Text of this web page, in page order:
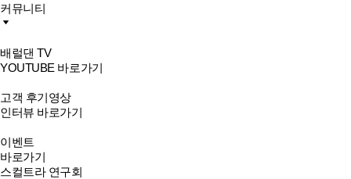
커뮤니티
배럴댄 TV
YOUTUBE 바로가기
고객 후기영상
인터뷰 바로가기
이벤트
바로가기
스컬트라 연구회